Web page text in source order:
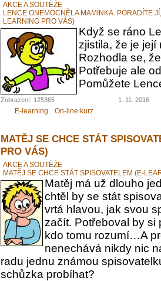
AKCE A SOUTĚŽE
LENCE ONEMOCNĚLA MAMINKA. PORADÍTE
LEARNING PRO VÁS)
Když se ráno
zjistila, že je její
Rozhodla se,
Potřebuje ale
Pomůžete
Zobrazení: 125365 1. 11. 2016
E-learning On-line kurz
MATĚJ SE CHCE STÁT
PRO VÁS)
AKCE A SOUTĚŽE
MATĚJ SE CHCE STÁT SPISOVATELEM (E-
Matěj má už dlouho
chtěl by se stát
vrtá hlavou, jak svou
začít. Potřeboval by si
kdo tomu rozumí…A
nenechává nikdy nic
radu jednu známou
schůzka probíhat?